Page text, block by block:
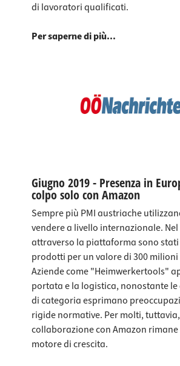
di lavoratori qualificati.
Per saperne di più...
Giugno 2019 - Presenza in
colpo solo con Amazon
Sempre più PMI austriache
vendere a livello internazionale. Nel
attraverso la piattaforma sono
prodotti per un valore di 300
Aziende come "Heimwerkertools"
portata e la logistica, nonostante
di categoria esprimano
rigide normative. Per molti,
collaborazione con Amazon
motore di crescita.